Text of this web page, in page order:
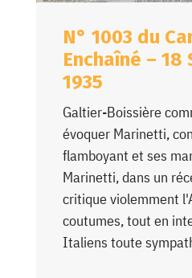
N° 1003 du
Enchaîné –
1935
Galtier-Boissière
évoquer Marinetti,
flamboyant et ses
Marinetti, dans un
critique violemment
coutumes, tout en
Italiens toute